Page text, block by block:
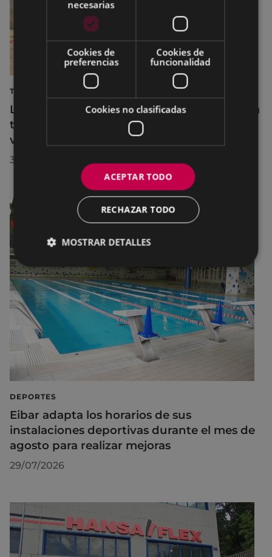
TURISMO
La diputada Azahara Domínguez destaca la
transformación turística de Eibar en su
visita a la localidad
30/07/2026
DEPORTES
Eibar adapta los horarios de sus
instalaciones deportivas durante el mes de
agosto para realizar mejoras
29/07/2026
necesarias
Cookies de
preferencias
Cookies de
funcionalidad
Cookies no clasificadas
ACEPTAR TODO
RECHAZAR TODO
MOSTRAR DETALLES